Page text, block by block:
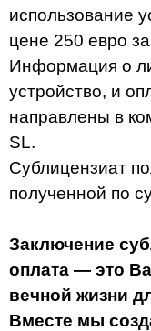
использование
цене 250 евро
Информация о
устройство, и
направлены в
SL.
Сублицензиат
полученной по
Заключение
оплата — это
вечной жизни
Вместе мы